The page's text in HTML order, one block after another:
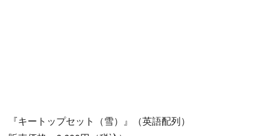
『キートップセット（雪）』（英語配列）